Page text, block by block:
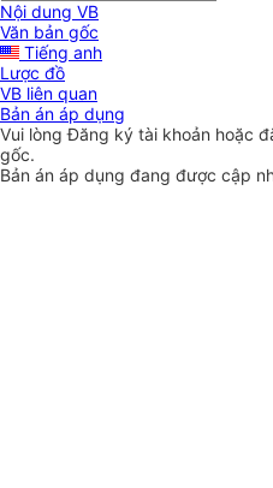
Nội dung VB
Văn bản gốc
Tiếng anh
Lược đồ
VB liên quan
Bản án áp dụng
Vui lòngĐăng ký tài khoản hoặc
gốc.
Bản án áp dụng đang được cập